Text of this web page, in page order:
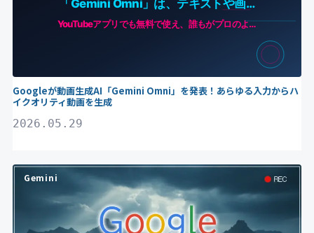
Googleが動画生成AI「Gemini Omni」を発表！あらゆる入力からハ
イクオリティ動画を生成
2026.05.29
Gemini